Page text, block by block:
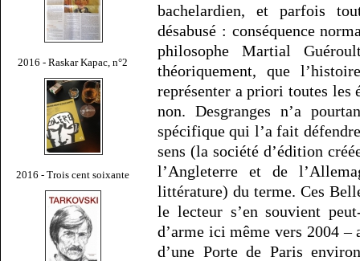
2016 - Raskar Kapac, n°2
2016 - Trois cent soixante
bachelardien, et parfois
désabusé : conséquence
philosophe Martial
théoriquement, que
représenter a priori toutes
non. Desgranges n’a
spécifique qui l’a fait
sens (la société d’édition
l’Angleterre et de
littérature) du terme. Ces
le lecteur s’en souvient
d’arme ici même vers 2004 –
d’une Porte de Paris